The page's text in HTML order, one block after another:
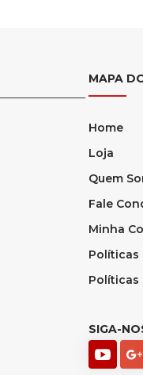
MAPA
Home
Loja
Quem
Fale
Minha
Políticas
Políticas
SIGA-